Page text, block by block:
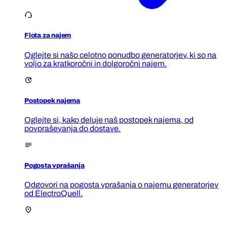
Flota za najem
Oglejte si našo celotno ponudbo generatorjev, ki so na
voljo za kratkoročni in dolgoročni najem.
Postopek najema
Oglejte si, kako deluje naš postopek najema, od
povpraševanja do dostave.
Pogosta vprašanja
Odgovori na pogosta vprašanja o najemu generatorjev
od ElectroQuell.